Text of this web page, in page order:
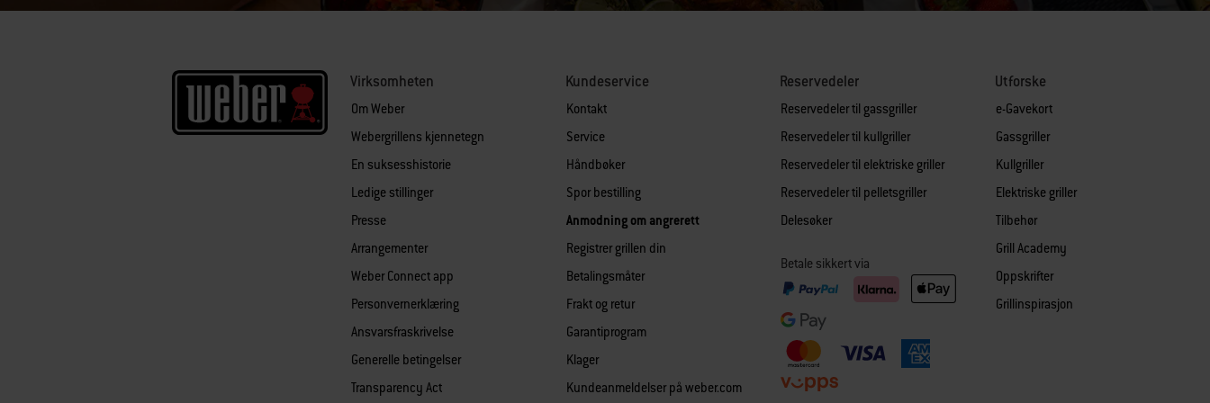
Virksomheten
Om Weber
Webergrillens kjennetegn
En suksesshistorie
Ledige stillinger
Presse
Arrangementer
Weber Connect app
Personvernerklæring
Ansvarsfraskrivelse
Generelle betingelser
Transparency Act
Kundeservice
Kontakt
Service
Håndbøker
Spor bestilling
Anmodning om angrerett
Registrer grillen din
Betalingsmåter
Frakt og retur
Garantiprogram
Klager
Kundeanmeldelser på weber.com
Reservedeler
Reservedeler til gassgriller
Reservedeler til kullgriller
Reservedeler til elektriske griller
Reservedeler til pelletsgriller
Delesøker
Betale sikkert via
Utforske
e-Gavekort
Gassgriller
Kullgriller
Elektriske griller
Tilbehør
Grill Academy
Oppskrifter
Grillinspirasjon